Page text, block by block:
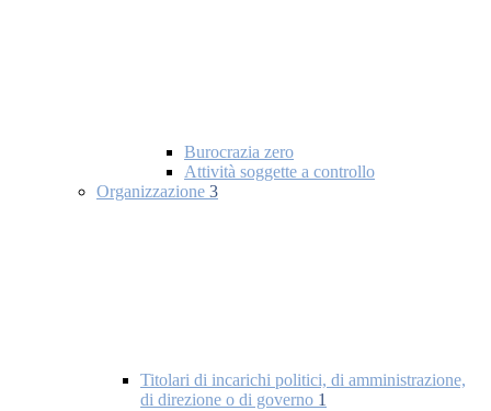
Burocrazia zero
Attività soggette a controllo
Organizzazione 3
Titolari di incarichi politici, di amministrazione,
di direzione o di governo 1